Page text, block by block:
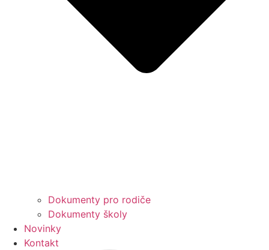
Dokumenty pro rodiče
Dokumenty školy
Novinky
Kontakt